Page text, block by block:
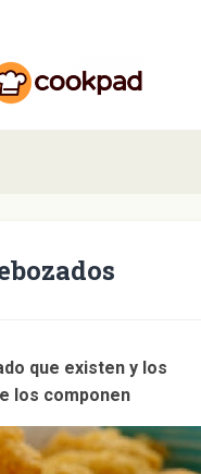
que existen y los
los componen